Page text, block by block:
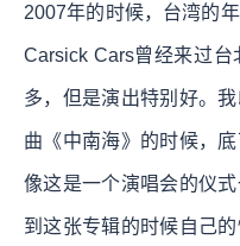
2007年的时候，台湾的
Carsick Cars曾经来过台
多，但是演出特别好。
曲《中南海》的时候，
像这是一个演唱会的仪
到这张专辑的时候自己